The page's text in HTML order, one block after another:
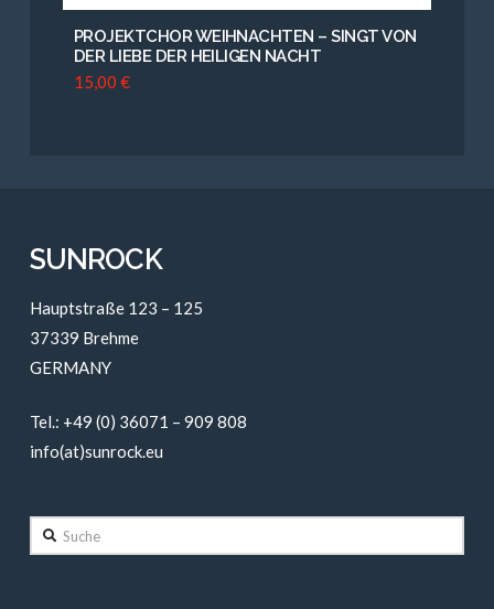
5.00
PROJEKTCHOR WEIHNACHTEN – SINGT VON
DER LIEBE DER HEILIGEN NACHT
15,00 €
SUNROCK
Hauptstraße 123 – 125
37339 Brehme
GERMANY
Tel.: +49 (0) 36071 – 909 808
info(at)sunrock.eu
Suche